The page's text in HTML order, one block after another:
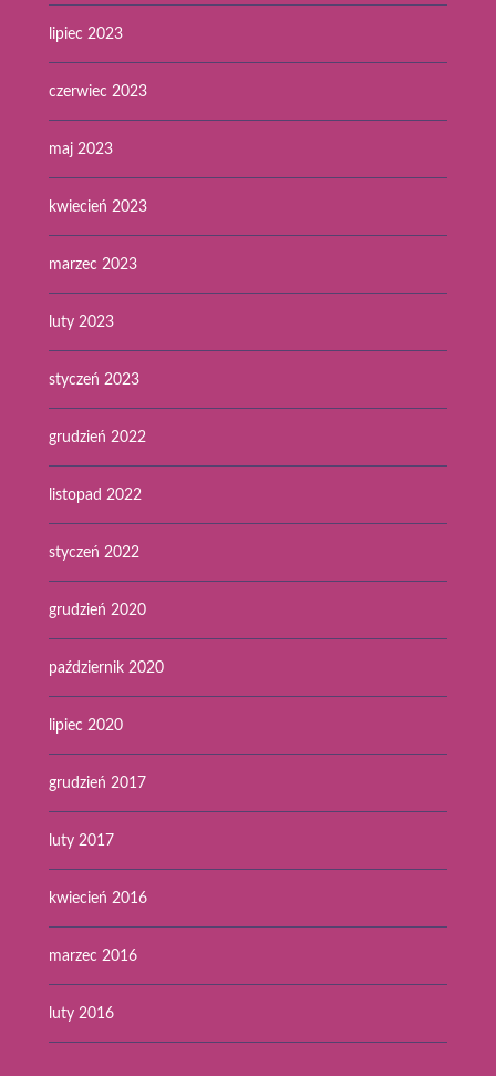
lipiec 2023
czerwiec 2023
maj 2023
kwiecień 2023
marzec 2023
luty 2023
styczeń 2023
grudzień 2022
listopad 2022
styczeń 2022
grudzień 2020
październik 2020
lipiec 2020
grudzień 2017
luty 2017
kwiecień 2016
marzec 2016
luty 2016